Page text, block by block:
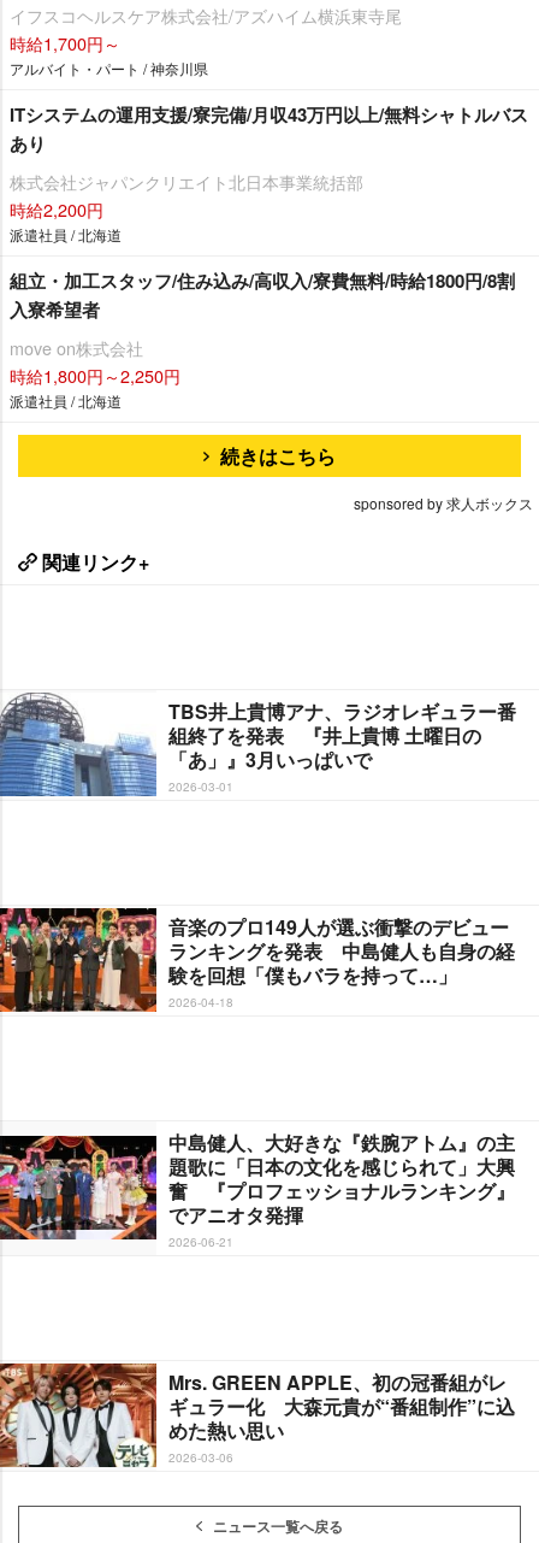
イフスコヘルスケア株式会社/アズハイム横浜東寺尾
時給1,700円～
アルバイト・パート / 神奈川県
ITシステムの運用支援/寮完備/月収43万円以上/無料シャトルバス
あり
株式会社ジャパンクリエイト北日本事業統括部
時給2,200円
派遣社員 / 北海道
組立・加工スタッフ/住み込み/高収入/寮費無料/時給1800円/8割
入寮希望者
move on株式会社
時給1,800円～2,250円
派遣社員 / 北海道
続きはこちら
sponsored by 求人ボックス
関連リンク+
TBS井上貴博アナ、ラジオレギュラー番
組終了を発表 『井上貴博 土曜日の
「あ」』3月いっぱいで
2026-03-01
音楽のプロ149人が選ぶ衝撃のデビュー
ランキングを発表 中島健人も自身の経
験を回想「僕もバラを持って…」
2026-04-18
中島健人、大好きな『鉄腕アトム』の主
題歌に「日本の文化を感じられて」大興
奮 『プロフェッショナルランキング』
でアニオタ発揮
2026-06-21
Mrs. GREEN APPLE、初の冠番組がレ
ギュラー化 大森元貴が“番組制作”に込
めた熱い思い
2026-03-06
ニュース一覧へ戻る